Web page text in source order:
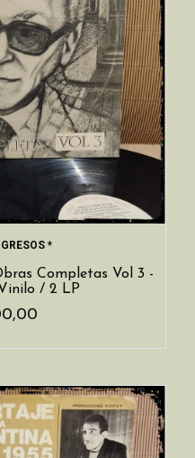
*
Completas Vol 3 -
/ 2 LP